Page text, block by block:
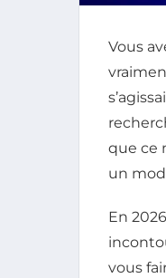
Vous
que ce
un
En
vous